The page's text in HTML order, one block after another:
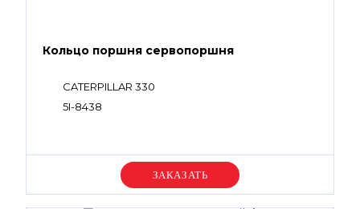
Кольцо поршня сервопоршня
CATERPILLAR 330
5I-8438
Уточняйте цену